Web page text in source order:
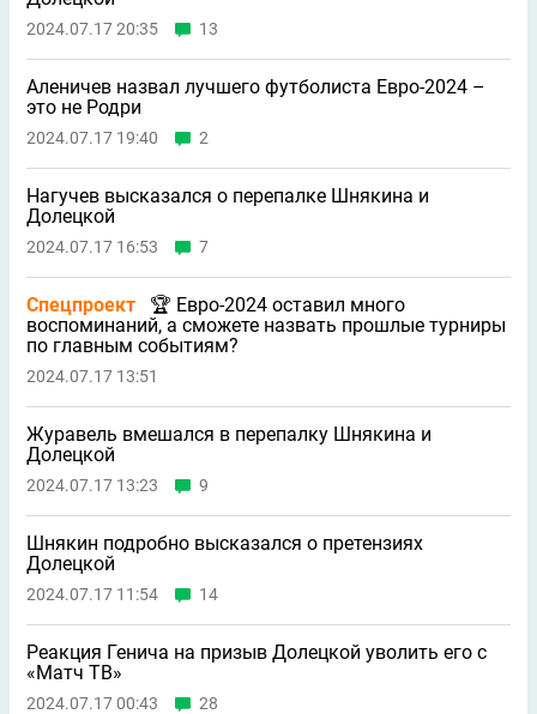
2024.07.17 20:35 13
Аленичев назвал лучшего футболиста Евро-2024 –
это не Родри
2024.07.17 19:40 2
Нагучев высказался о перепалке Шнякина и
Долецкой
2024.07.17 16:53 7
Спецпроект
🏆 Евро-2024 оставил много
воспоминаний, а сможете назвать прошлые турниры
по главным событиям?
2024.07.17 13:51
Журавель вмешался в перепалку Шнякина и
Долецкой
2024.07.17 13:23 9
Шнякин подробно высказался о претензиях
Долецкой
2024.07.17 11:54 14
Реакция Генича на призыв Долецкой уволить его с
«Матч ТВ»
2024.07.17 00:43 28